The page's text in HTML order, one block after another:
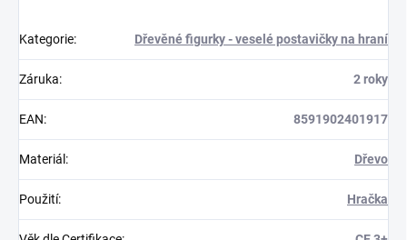
Kategorie: Dřevěné figurky - veselé postavičky na hraní
Záruka: 2 roky
EAN: 8591902401917
Materiál : Dřevo
Použití: Hračka